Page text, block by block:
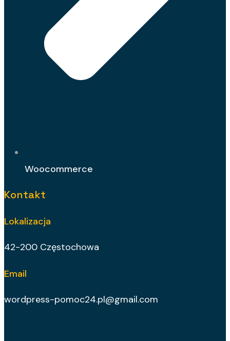
Woocommerce
Kontakt
Lokalizacja
42-200 Częstochowa
Email
wordpress-pomoc24.pl@gmail.com